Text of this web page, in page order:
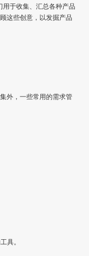
于收集、汇总各种产品
这些创意，以发掘产品
外，一些常用的需求管
具。